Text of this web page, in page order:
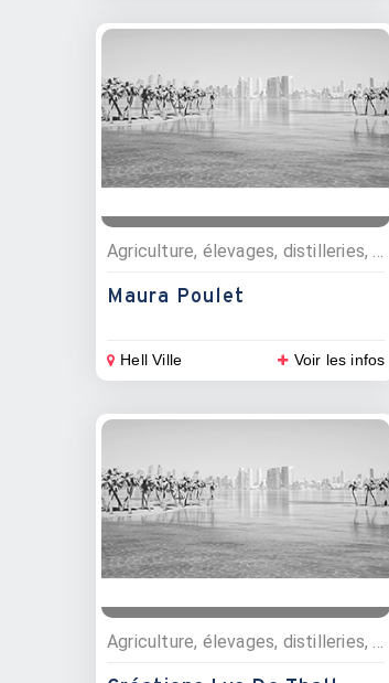
Agriculture, élevages, distilleries, Commerces, Alimentation, Elevages bestiaux et poulets
Maura Poulet
Hell Ville Voir les infos